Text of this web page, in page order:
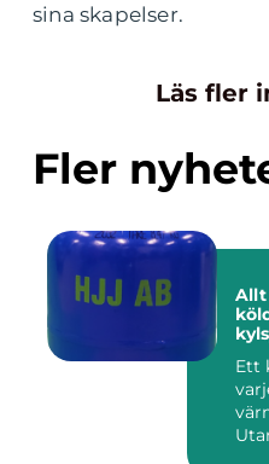
sina skapelser.
Läs fler
Fler
Allt
Ett